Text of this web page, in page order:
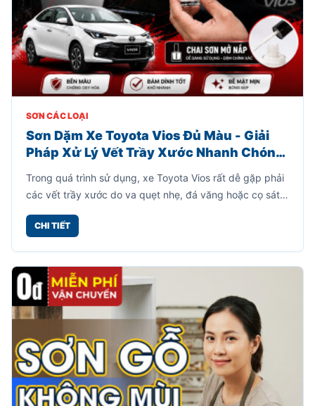
SƠN CÁC LOẠI
Sơn Dặm Xe Toyota Vios Đủ Màu - Giải
Pháp Xử Lý Vết Trầy Xước Nhanh Chóng,
Trong quá trình sử dụng, xe Toyota Vios rất dễ gặp phải
các vết trầy xước do va quẹt nhẹ, đá văng hoặc cọ sát
mỹ mà còn khiến bề mặt sơn dễ bị oxy hóa theo thời
CHI TIẾT